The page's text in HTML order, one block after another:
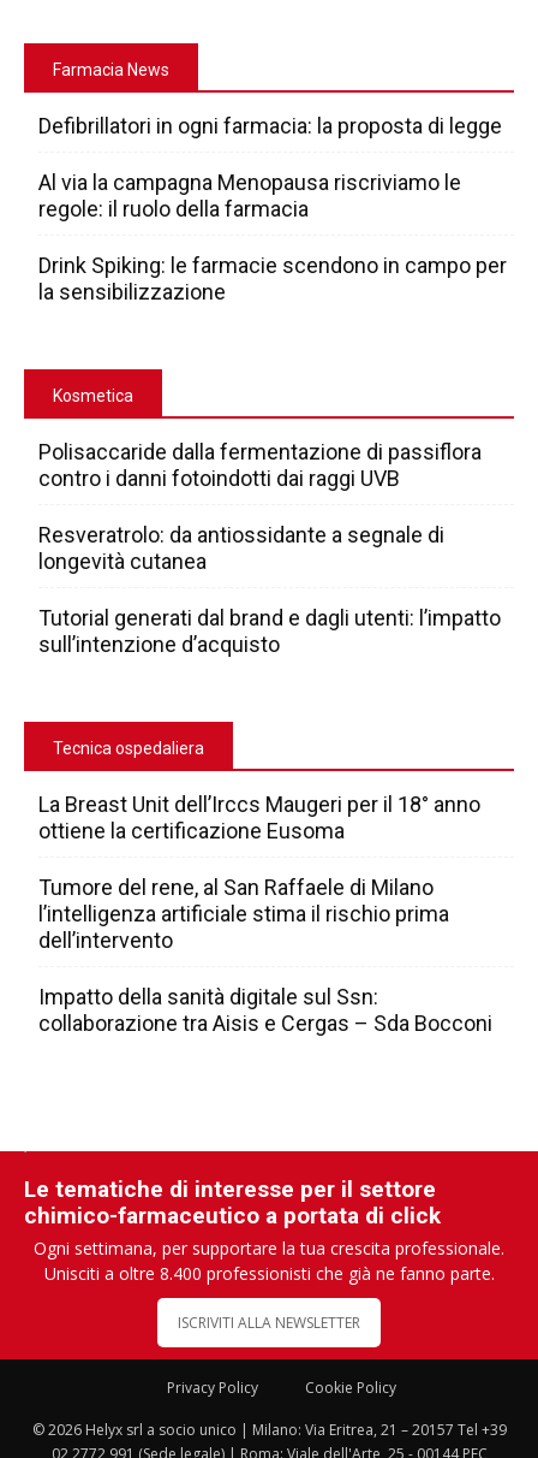
Farmacia News
Defibrillatori in ogni farmacia: la proposta di legge
Al via la campagna Menopausa riscriviamo le
regole: il ruolo della farmacia
Drink Spiking: le farmacie scendono in campo per
la sensibilizzazione
Kosmetica
Polisaccaride dalla fermentazione di passiflora
contro i danni fotoindotti dai raggi UVB
Resveratrolo: da antiossidante a segnale di
longevità cutanea
Tutorial generati dal brand e dagli utenti: l’impatto
sull’intenzione d’acquisto
Tecnica ospedaliera
La Breast Unit dell’Irccs Maugeri per il 18° anno
ottiene la certificazione Eusoma
Tumore del rene, al San Raffaele di Milano
l’intelligenza artificiale stima il rischio prima
dell’intervento
Impatto della sanità digitale sul Ssn:
collaborazione tra Aisis e Cergas – Sda Bocconi
Le tematiche di interesse per il settore
chimico-farmaceutico a portata di click
Ogni settimana, per supportare la tua crescita professionale.
Unisciti a oltre 8.400 professionisti che già ne fanno parte.
ISCRIVITI ALLA NEWSLETTER
Privacy Policy Cookie Policy
© 2026 Helyx srl a socio unico | Milano: Via Eritrea, 21 – 20157 Tel +39
02 2772 991 (Sede legale) | Roma: Viale dell'Arte, 25 - 00144 PEC